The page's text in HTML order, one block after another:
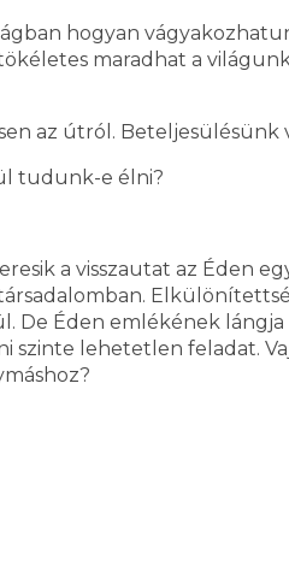
hogyan
maradhat a
az útról. Beteljesülésünk
tudunk-e élni?
a visszautat az Éden
De Éden emlékének
lehetetlen feladat.